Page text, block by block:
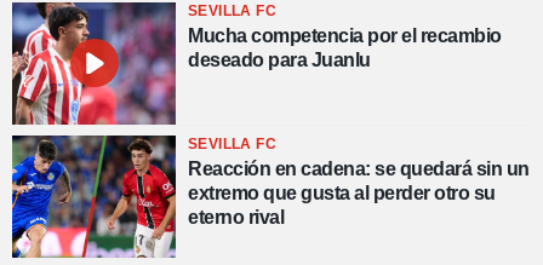
SEVILLA FC
Mucha competencia por el recambio
deseado para Juanlu
SEVILLA FC
Reacción en cadena: se quedará sin un
extremo que gusta al perder otro su
eterno rival